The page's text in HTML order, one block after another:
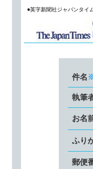
●英字新聞社ジャパンタイ
件名
執筆
お名
ふり
郵便